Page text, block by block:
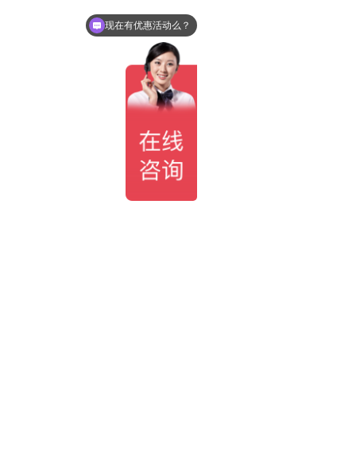
现在有优惠活动么？